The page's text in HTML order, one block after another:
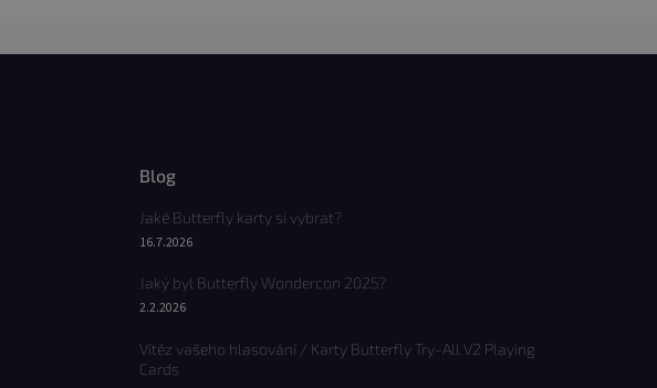
Blog
Jaké Butterfly karty si vybrat?
16.7.2026
Jaký byl Butterfly Wondercon 2025?
2.2.2026
Vítěz vašeho hlasování / Karty Butterfly Try-All V2 Playing
Cards